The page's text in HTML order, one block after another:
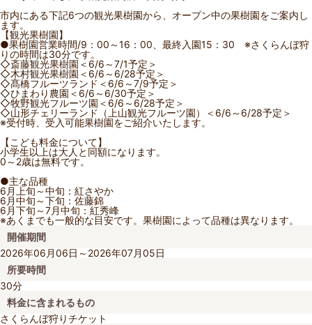
市内にある下記6つの観光果樹園から、オープン中の果樹園をご案内し
ます。
【観光果樹園】
●果樹園営業時間/9：00～16：00、最終入園15：30 ※さくらんぼ狩
りの時間は30分です。
◇斎藤観光果樹園＜6/6～7/1予定＞
◇木村観光果樹園＜6/6～6/28予定＞
◇髙橋フルーツランド＜6/6～7/9予定＞
◇ひまわり農園＜6/6～6/30予定＞
◇牧野観光フルーツ園＜6/6～6/28予定＞
◇山形チェリーランド（上山観光フルーツ園）＜6/6～6/28予定＞
※受付時、受入可能果樹園をご紹介いたします。
【こども料金について】
小学生以上は大人と同額になります。
0～2歳は無料です。
●主な品種
6月上旬～中旬：紅さやか
6月中旬～下旬：佐藤錦
6月下旬～7月中旬：紅秀峰
※あくまでも一般的な目安です。果樹園によって品種は異なります。
開催期間
2026年06月06日～2026年07月05日
所要時間
30分
料金に含まれるもの
さくらんぼ狩りチケット